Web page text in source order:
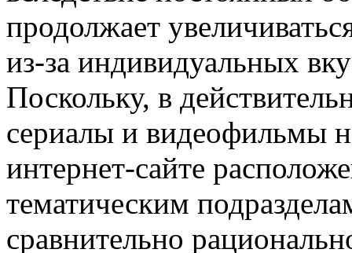
продолжает
из-за индивидуальных
Поскольку, в
сериалы и видеофильмы
интернет-сайте
тематическим
сравнительно